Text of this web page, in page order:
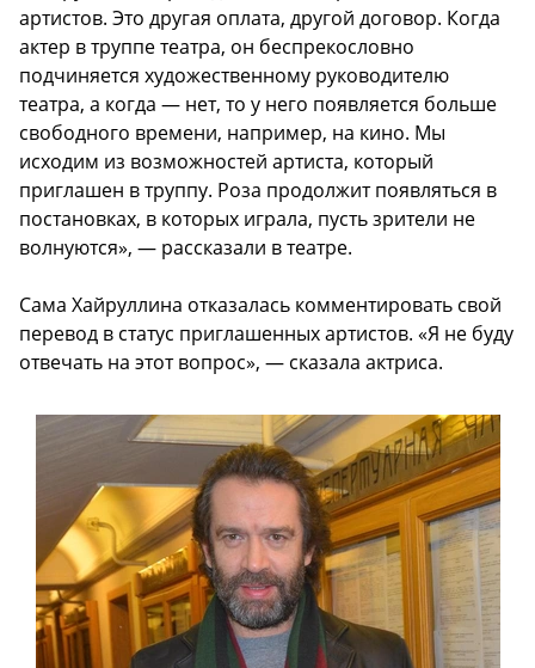
артистов. Это другая оплата, другой договор. Когда
актер в труппе театра, он беспрекословно
подчиняется художественному руководителю
театра, а когда — нет, то у него появляется больше
свободного времени, например, на кино. Мы
исходим из возможностей артиста, который
приглашен в труппу. Роза продолжит появляться в
постановках, в которых играла, пусть зрители не
волнуются», — рассказали в театре.
Сама Хайруллина отказалась комментировать свой
перевод в статус приглашенных артистов. «Я не буду
отвечать на этот вопрос», — сказала актриса.